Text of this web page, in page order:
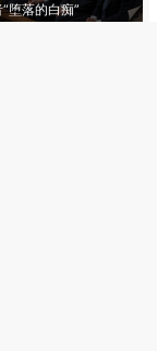
“堕落的白痴”